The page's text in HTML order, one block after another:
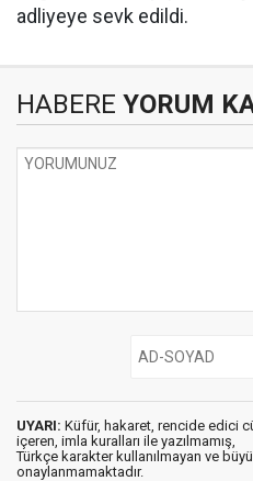
adliyeye sevk edildi.
HABERE YORUM
UYARI: Küfür, hakaret, rencide edici
içeren, imla kuralları ile yazılmamış,
Türkçe karakter kullanılmayan ve
onaylanmamaktadır.